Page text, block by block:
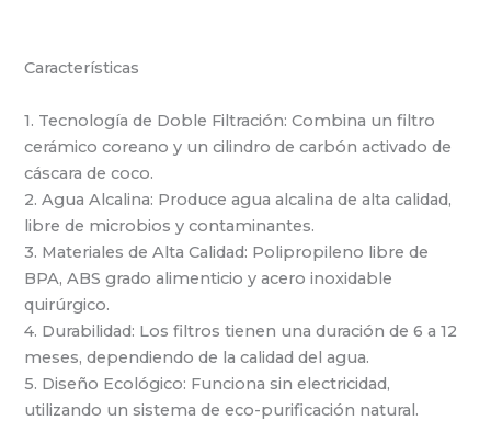
Características
1. Tecnología de Doble Filtración: Combina un filtro
cerámico coreano y un cilindro de carbón activado de
cáscara de coco.
2. Agua Alcalina: Produce agua alcalina de alta calidad,
libre de microbios y contaminantes.
3. Materiales de Alta Calidad: Polipropileno libre de
BPA, ABS grado alimenticio y acero inoxidable
quirúrgico.
4. Durabilidad: Los filtros tienen una duración de 6 a 12
meses, dependiendo de la calidad del agua.
5. Diseño Ecológico: Funciona sin electricidad,
utilizando un sistema de eco-purificación natural.